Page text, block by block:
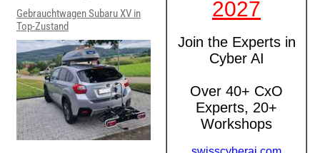
Gebrauchtwagen Subaru XV in
Top-Zustand